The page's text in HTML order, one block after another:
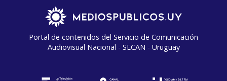
Portal de contenidos del Servicio de Comunicación
Audiovisual Nacional - SECAN - Uruguay